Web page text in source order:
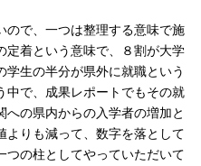
で、一つは整理する意味で施
定着という意味で、８割が大学
生の半分が県外に就職という
中で、成果レポートでもその就
の県内からの入学者の増加と
よりも減って、数字を落として
つの柱としてやっていただいて